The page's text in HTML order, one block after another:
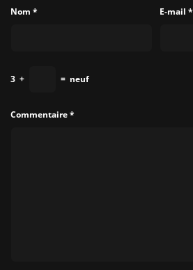
Nom * E-mail *
3 + = neuf
Commentaire*